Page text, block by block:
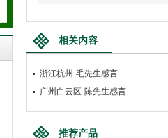
相关内容
浙江杭州-毛先生感言
广州白云区-陈先生感言
推荐产品